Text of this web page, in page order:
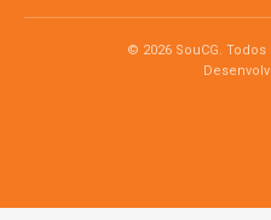
© 2026 SouCG.